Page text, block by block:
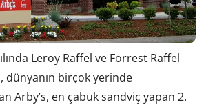
Leroy Raffel ve Forrest Raffel
dünyanın birçok yerinde
Arby’s, en çabuk sandviç yapan 2.